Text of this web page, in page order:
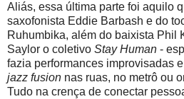
Aliás, essa última parte foi aquilo
saxofonista Eddie Barbash e do
Ruhumbika, além do baixista Phil
Saylor o coletivo Stay Human -
fazia performances improvisadas
jazz fusion nas ruas, no metrô ou
Tudo na crença de conectar